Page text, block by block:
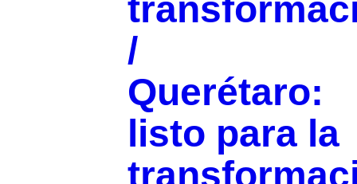
/
Querétaro:
listo para la